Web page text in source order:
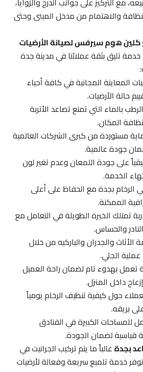
والاهتمام من مدخل المبنى وحتى
هوم سيرفس لصيانة الأرضيات
تليق بثقة عملائنا في مدينة جدة
المعاينة المجانية في كافة أحياء
الأرضيات.
بالماء التي تمنع تصاعد الأتربة
المكان.
مستوردة من كبرى الشركات العالمية
جودة عالمية.
على جودة اللمعان وعدم تغير لون
الخدمة.
بجدة مع الحفاظ على أعلى
الممكنة.
الخبرة الطويلة في التعامل مع
والحساس.
والجدران والباركيه من خلال
الجلي.
بهدوء تام لضمان راحة العميل
داخل المنزل.
حول كيفية تنظيف الرخام يومياً
الكبيرة في الفنادق
لضمان الجودة.
بجدةغالباً ما يتم تركيب الجرانيت في
خدمة تلميع سريعة وفعالة لأرضيات